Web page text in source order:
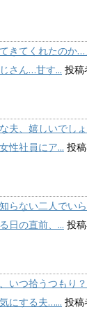
てきてくれたのか
さん…甘す... 投稿
な夫、嬉しいでし
性社員にア... 投
知らない二人でい
日の直前、... 投
、いつ拾うつもり
にする夫…... 投稿